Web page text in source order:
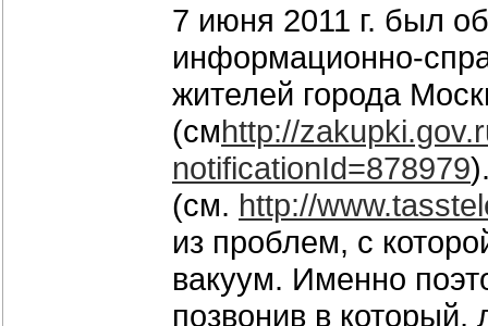
7 июня 2011 г. был
информационно-
жителей города
(смhttp://
notificationId=878979
(см. http://
из проблем, с
вакуум. Именно
позвонив в